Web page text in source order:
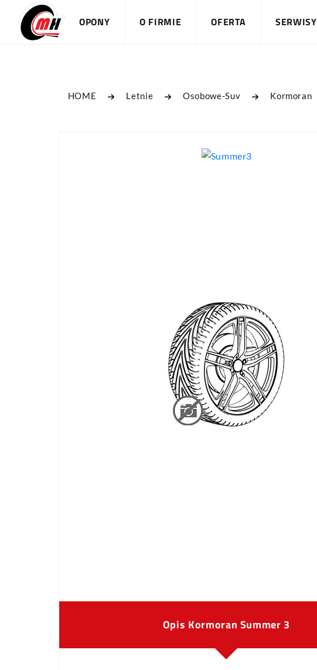
OPONY O FIRMIE OFERTA SERWISY
HOME Letnie Osobowe-Suv Kormoran
Opis Kormoran Summer 3